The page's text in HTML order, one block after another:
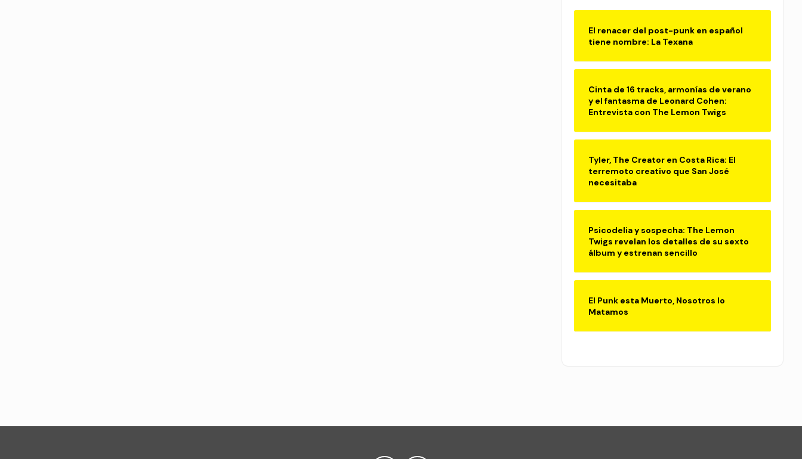
El renacer del post-punk en español
tiene nombre: La Texana
Cinta de 16 tracks, armonías de verano
y el fantasma de Leonard Cohen:
Entrevista con The Lemon Twigs
Tyler, The Creator en Costa Rica: El
terremoto creativo que San José
necesitaba
Psicodelia y sospecha: The Lemon
Twigs revelan los detalles de su sexto
álbum y estrenan sencillo
El Punk esta Muerto, Nosotros lo
Matamos